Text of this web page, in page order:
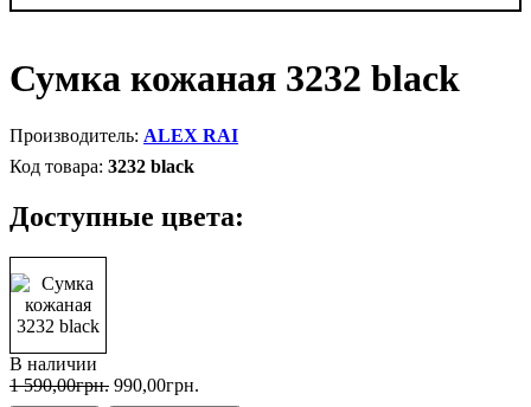
Сумка кожаная 3232 black
ALEX RAI
3232 black
Доступные цвета:
В наличии
1 590,00грн. 990,00грн.